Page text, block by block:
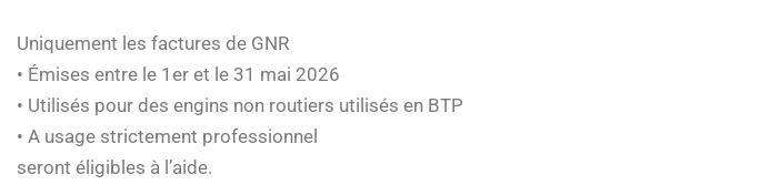
Uniquement les factures de GNR
• Émises entre le 1er et le 31 mai 2026
• Utilisés pour des engins non routiers utilisés en BTP
• A usage strictement professionnel
seront éligibles à l’aide.